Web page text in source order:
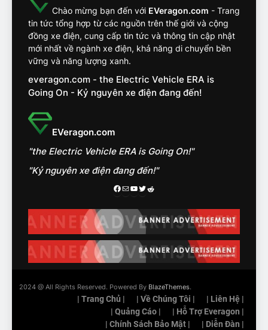
đối về an toàn trên VinFast
VF8
ĐÁNH GIÁ XE
14
VinFast VF7 đang bỏ xa
như thế nào?
ĐÁNH GIÁ XE
15
trên ngàn dặm đường
CÔNG NGHỆ AI, TỰ LÁI, ADAS,
ROBOTAXI
ĐÁNH GIÁ XE
Chọn VinFast VF8 hay Santa
Fe, Fortuner ?
ĐÁNH GIÁ XE
Đánh giá nhanh Vinfast VF5
vừa ra mắt tại Việt Nam – có
gì đấu với đối thủ?
ĐÁNH GIÁ XE
Chào mừng bạn đến với EVeragon.com - Trang
tin tức tổng hợp từ các nguồn trên thế giới và cộng
đồng xe điện, cung cấp tin tức và thông tin cập nhật
mới nhất về ngành xe điện, khả năng di chuyển bền
vững và năng lượng xanh.
everagon.com - the Electric Vehicle ERA is
Going On - Kỷ nguyên xe điện đang đến!
EVeragon.com
"the Electric Vehicle ERA is Going On!"
"Kỷ nguyên xe điện đang đến!"
Facebook
MailYoutube
Twitter
2024 @ All Rights Reserved. Powered By BlazeThemes.
| Trang Chủ | | Về Chúng Tôi |
| Liên Hệ |
| Quảng Cáo |
| Hỗ Trợ Everagon |
| Chính Sách Bảo Mật |
| Diễn Đàn |